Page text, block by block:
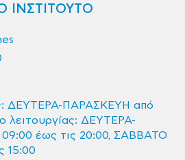
ΙΝΣΤΙΤΟΥΤΟ
ΔΕΥΤΕΡΑ-ΠΑΡΑΣΚΕΥΗ από
λειτουργίας: ΔΕΥΤΕΡΑ-
έως τις 20:00, ΣΑΒΒΑΤΟ
15:00